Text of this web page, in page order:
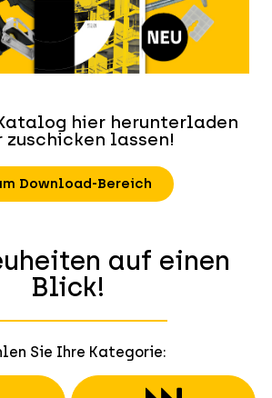
hier herunterladen
zuschicken lassen!
Download-Bereich
auf einen
Blick!
Sie Ihre Kategorie: